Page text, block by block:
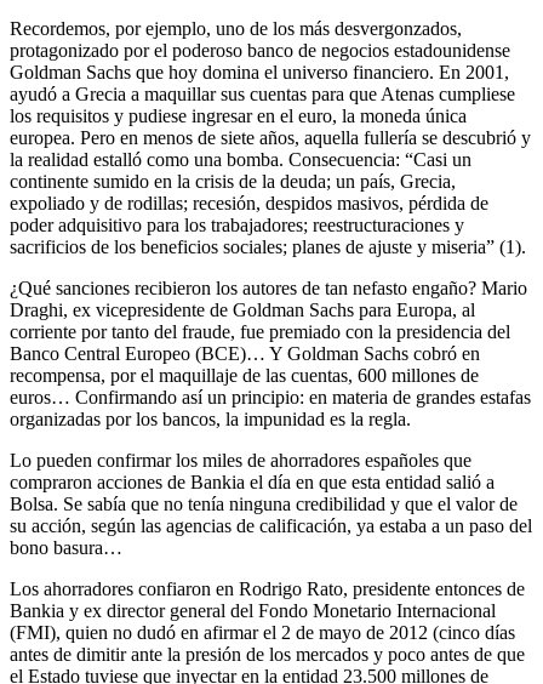
Recordemos, por ejemplo, uno de los más desvergonzados,
protagonizado por el poderoso banco de negocios estadounidense
Goldman Sachs que hoy domina el universo financiero. En 2001,
ayudó a Grecia a maquillar sus cuentas para que Atenas cumpliese
los requisitos y pudiese ingresar en el euro, la moneda única
europea. Pero en menos de siete años, aquella fullería se descubrió y
la realidad estalló como una bomba. Consecuencia: “Casi un
continente sumido en la crisis de la deuda; un país, Grecia,
expoliado y de rodillas; recesión, despidos masivos, pérdida de
poder adquisitivo para los trabajadores; reestructuraciones y
sacrificios de los beneficios sociales; planes de ajuste y miseria” (1).
¿Qué sanciones recibieron los autores de tan nefasto engaño? Mario
Draghi, ex vicepresidente de Goldman Sachs para Europa, al
corriente por tanto del fraude, fue premiado con la presidencia del
Banco Central Europeo (BCE)… Y Goldman Sachs cobró en
recompensa, por el maquillaje de las cuentas, 600 millones de
euros… Confirmando así un principio: en materia de grandes estafas
organizadas por los bancos, la impunidad es la regla.
Lo pueden confirmar los miles de ahorradores españoles que
compraron acciones de Bankia el día en que esta entidad salió a
Bolsa. Se sabía que no tenía ninguna credibilidad y que el valor de
su acción, según las agencias de calificación, ya estaba a un paso del
bono basura…
Los ahorradores confiaron en Rodrigo Rato, presidente entonces de
Bankia y ex director general del Fondo Monetario Internacional
(FMI), quien no dudó en afirmar el 2 de mayo de 2012 (cinco días
antes de dimitir ante la presión de los mercados y poco antes de que
el Estado tuviese que inyectar en la ­entidad 23.500 millones de